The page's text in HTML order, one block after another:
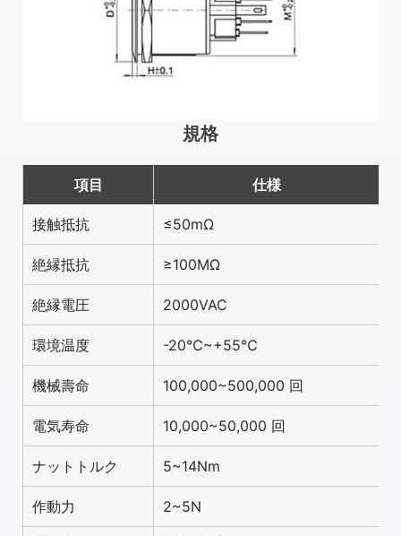
規格
項目 仕様
接触抵抗 ≤50mΩ
絶縁抵抗 ≥100MΩ
絶縁電圧 2000VAC
環境温度 -20℃~+55℃
機械壽命 100,000~500,000 回
電気寿命 10,000~50,000 回
ナットトルク 5~14Nm
作動力 2~5N